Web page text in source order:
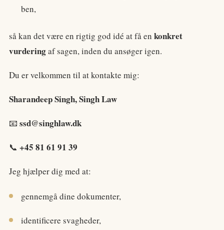
ben,
så kan det være en rigtig god idé at få en konkret
vurderingaf sagen, inden du ansøger igen.
Du er velkommen til at kontakte mig:
Sharandeep Singh, Singh Law
📧 ssd@singhlaw.dk
📞 +45 81 61 91 39
Jeg hjælper dig med at:
gennemgå dine dokumenter,
identificere svagheder,